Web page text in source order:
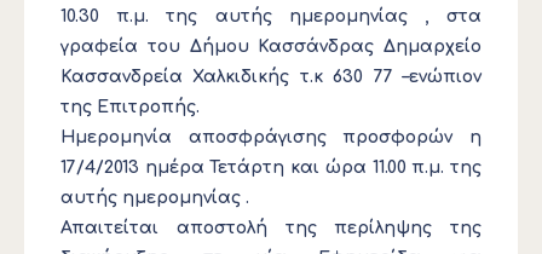
10.30 π.μ. της αυτής ημερομηνίας , στα
γραφεία του Δήμου Κασσάνδρας Δημαρχείο
Κασσανδρεία Χαλκιδικής τ.κ 630 77 –ενώπιον
της Επιτροπής.
Ημερομηνία αποσφράγισης προσφορών η
17/4/2013 ημέρα Τετάρτη και ώρα 11.00 π.μ. της
αυτής ημερομηνίας .
Απαιτείται αποστολή της περίληψης της